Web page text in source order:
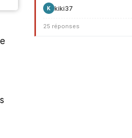
K kiki37
25 réponses